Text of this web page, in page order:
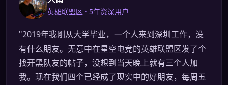
英雄联盟区 · 5年资深用户
"2019年我刚从大学毕业，一个人来到深圳工作，没
有什么朋友。无意中在星空电竞的英雄联盟区发了个
找开黑队友的帖子，没想到当天晚上就有三个人加
我。现在我们四个已经成了现实中的好朋友，每周五